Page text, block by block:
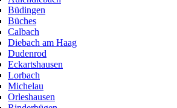
Büdingen
Büches
Calbach
Diebach am Haag
Dudenrod
Eckartshausen
Lorbach
Michelau
Orleshausen